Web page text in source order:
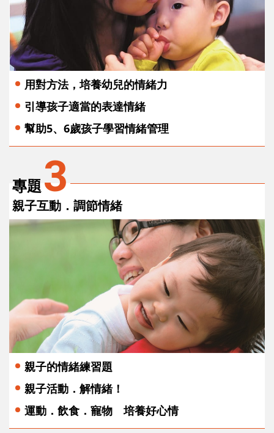
用對方法，培養幼兒的情緒力
引導孩子適當的表達情緒
幫助5、6歲孩子學習情緒管理
專題3
親子互動．調節情緒
親子的情緒練習題
親子活動．解情緒！
運動．飲食．寵物 培養好心情